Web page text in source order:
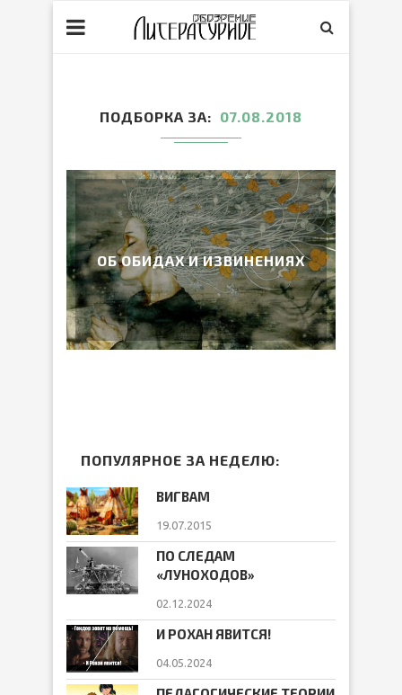
ПОДБОРКА ЗА 07.08.2018
ОБ ОБИДАХ И ИЗВИНЕНИЯХ
ПОПУЛЯРНОЕ ЗА НЕДЕЛЮ:
ВИГВАМ
19.07.2015
ПО СЛЕДАМ
«ЛУНОХОДОВ»
02.12.2024
И РОХАН ЯВИТСЯ!
04.05.2024